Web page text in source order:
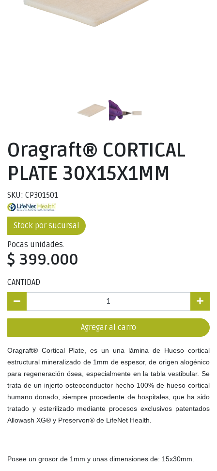
Oragraft® CORTICAL
PLATE 30X15X1MM
SKU: CP301501
Stock por sucursal
Pocas unidades.
$ 399.000
CANTIDAD
Agregar al carro
Oragraft® Cortical Plate, es un una lámina de Hueso cortical
estructural mineralizado de 1mm de espesor, de origen alogénico
para regeneración ósea, especialmente en la tabla vestibular. Se
trata de un injerto osteoconductor hecho 100% de hueso cortical
humano donado, siempre procedente de hospitales, que ha sido
tratado y esterilizado mediante procesos exclusivos patentados
Allowash XG® y Preservon® de LifeNet Health.
Posee un grosor de 1mm y unas dimensiones de: 15x30mm.